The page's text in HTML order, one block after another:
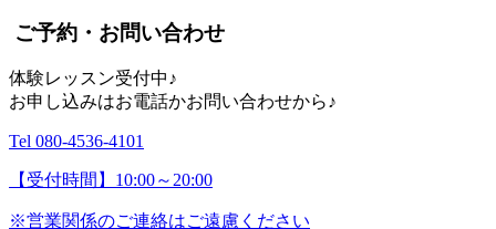
ご予約・お問い合わせ
体験レッスン受付中♪
お申し込みはお電話かお問い合わせから♪
Tel 080-4536-4101
【受付時間】10:00～20:00
※営業関係のご連絡はご遠慮ください